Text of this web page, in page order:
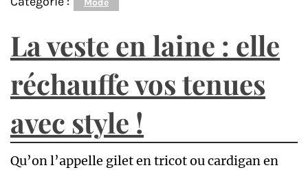
Mode
La veste en laine : elle
réchauffe vos tenues
avec style !
Qu’on l’appelle gilet en tricot ou cardigan en